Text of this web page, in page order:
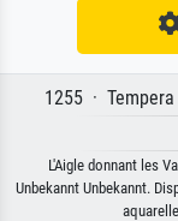
1255 ·
L'Aigle donnant les
Unbekannt Unbekannt.